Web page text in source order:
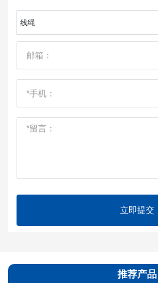
线绳
立即提交
推荐产品